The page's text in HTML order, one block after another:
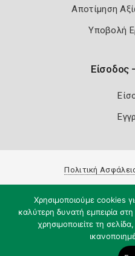
Αποτίμηση
Υποβολή
Είσοδος
Πολιτική
Χρησιμοποιούμε cookies
καλύτερη δυνατή εμπειρία
χρησιμοποιείτε τη